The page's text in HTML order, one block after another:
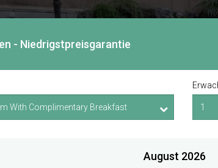
- Niedrigstpreisgarantie
August 2026